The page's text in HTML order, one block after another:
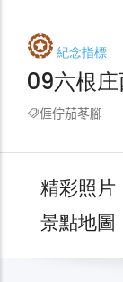
紀念指標
09六根
𠊎佇茄苳腳
精彩照片
景點地圖